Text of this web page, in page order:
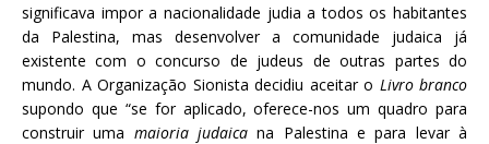
significava impor a nacionalidade judia a todos os habitantes
da Palestina, mas desenvolver a comunidade judaica já
existente com o concurso de judeus de outras partes do
mundo. A Organização Sionista decidiu aceitar o Livro branco
supondo que “se for aplicado, oferece-nos um quadro para
construir uma maioria judaica na Palestina e para levar à